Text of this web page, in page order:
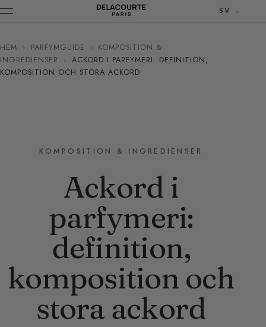
SV
HEM › PARFYMGUIDE › KOMPOSITION &
INGREDIENSER
› ACKORD I PARFYMERI: DEFINITION,
KOMPOSITION OCH STORA ACKORD
KOMPOSITION & INGREDIENSER
Ackord i
parfymeri:
definition,
komposition och
stora ackord